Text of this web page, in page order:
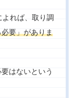
れば、取り調
要」がありま
はないという